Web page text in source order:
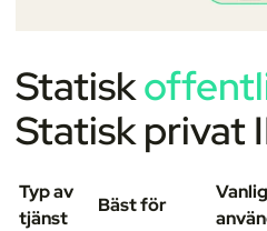
Statisk
Statisk privat
Typ av
tjänst
Bäst för